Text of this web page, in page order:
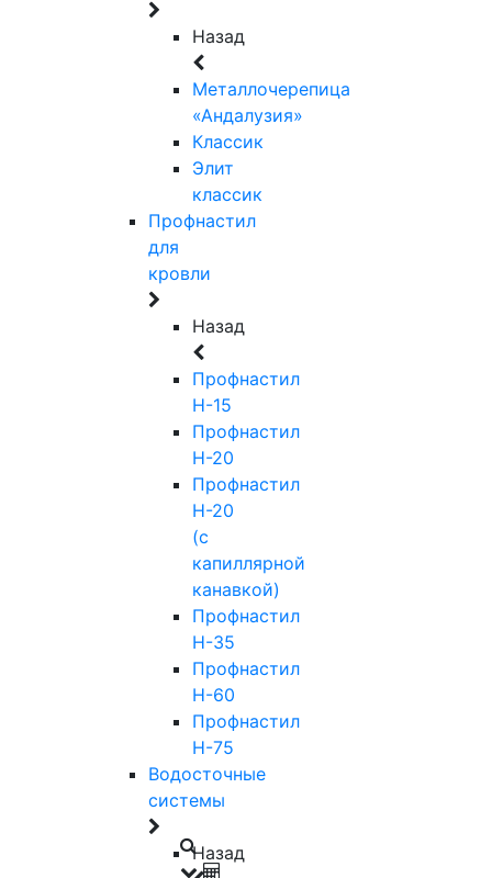
Назад
Металлочерепица
«Андалузия»
Классик
Элит
классик
Профнастил
для
кровли
Назад
Профнастил
Н-15
Профнастил
Н-20
Профнастил
Н-20
(с
капиллярной
канавкой)
Профнастил
Н-35
Профнастил
Н-60
Профнастил
Н-75
Водосточные
системы
Назад